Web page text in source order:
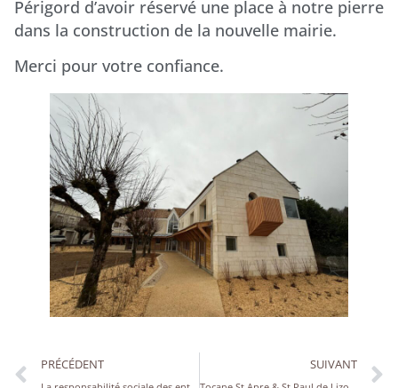
Périgord d’avoir réservé une place à notre pierre
dans la construction de la nouvelle mairie.
Merci pour votre confiance.
PRÉCÉDENT SUIVANT